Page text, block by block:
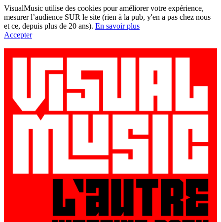
VisualMusic utilise des cookies pour améliorer votre expérience,
mesurer l’audience SUR le site (rien à la pub, y'en a pas chez nous
et ce, depuis plus de 20 ans). En savoir plus
Accepter